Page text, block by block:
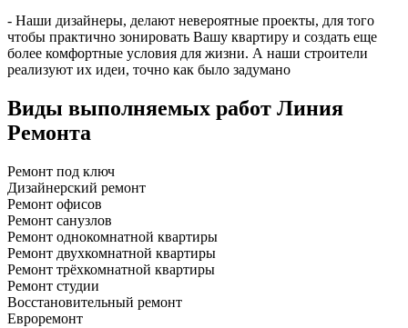
- Наши дизайнеры, делают невероятные проекты, для того
чтобы практично зонировать Вашу квартиру и создать еще
более комфортные условия для жизни. А наши строители
реализуют их идеи, точно как было задумано
Виды выполняемых работ Линия
Ремонта
Ремонт под ключ
Дизайнерский ремонт
Ремонт офисов
Ремонт санузлов
Ремонт однокомнатной квартиры
Ремонт двухкомнатной квартиры
Ремонт трёхкомнатной квартиры
Ремонт студии
Восстановительный ремонт
Евроремонт